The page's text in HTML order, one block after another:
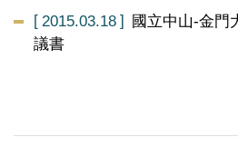
2015.03.18
國立中山-金門
議書